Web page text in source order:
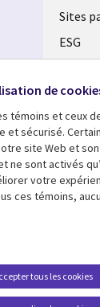
Sites
ESG
Fusions
Salle
de
témoins et ceux
et sécurisé.
site Web et
ne sont activés
votre
ces témoins,
tous les cookies